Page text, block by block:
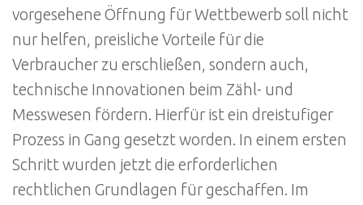
vorgesehene Öffnung für Wettbewerb soll nicht
nur helfen, preisliche Vorteile für die
Verbraucher zu erschließen, sondern auch,
technische Innovationen beim Zähl- und
Messwesen fördern. Hierfür ist ein dreistufiger
Prozess in Gang gesetzt worden. In einem ersten
Schritt wurden jetzt die erforderlichen
rechtlichen Grundlagen für geschaffen. Im